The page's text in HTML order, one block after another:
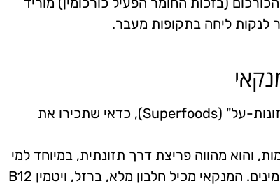
לנקות ליחה בתקופות מעבר.
אם אתם מחפשים לשדרג את התזונה שלכם ברמה של "מזונות-על" (Superfoods), כדאי שתכירו את
והוא מהווה פריצת דרך תזונתית, במיוחד למי
שמנסה להפחית בשר או מחפש מקור טבעי ועוצמתי לוויטמינים. המנקאי מכיל חלבון מלא, ברזל, ויטמין B12